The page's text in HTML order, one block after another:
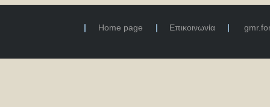
Home page Επικοινωνία